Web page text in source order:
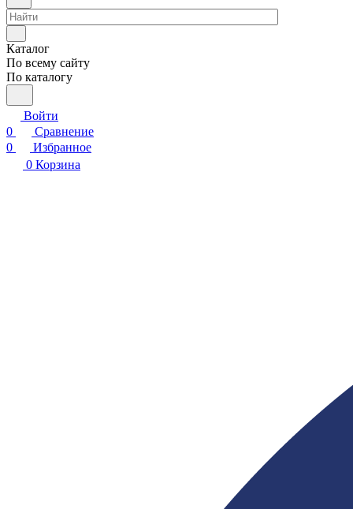
Каталог
По всему сайту
По каталогу
Войти
0
Сравнение
0
Избранное
0 Корзина